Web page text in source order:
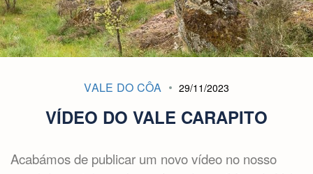
VALE DO CÔA 29/11/2023
VÍDEO DO VALE CARAPITO
Acabámos de publicar um novo vídeo no nosso